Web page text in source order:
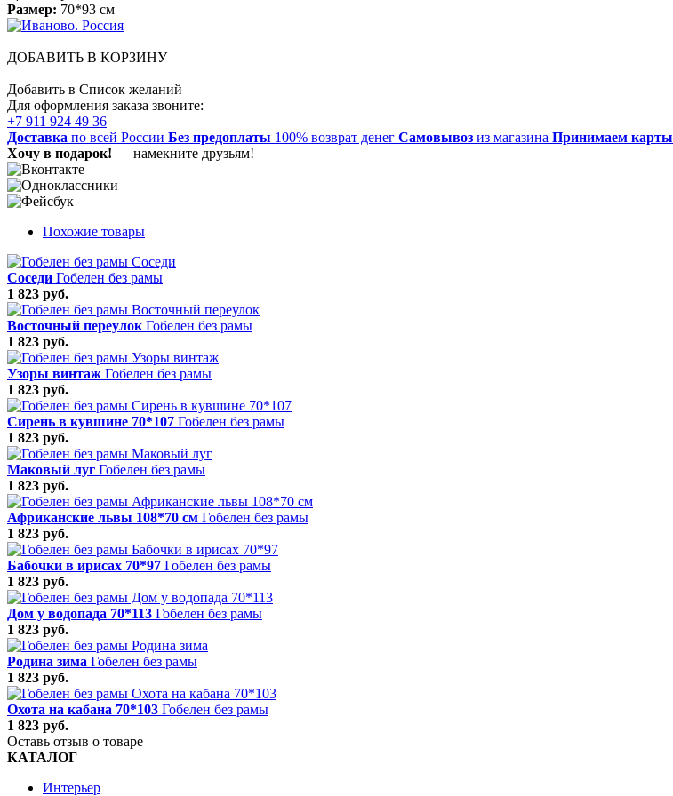
Размер: 70*93 см
ДОБАВИТЬ В КОРЗИНУ
Добавить в Список желаний
Для оформления заказа звоните:
+7 911 924 49 36
Доставка по всей России Без предоплаты 100% возврат денег Самовывоз из магазина Принимаем карты
Хочу в подарок! — намекните друзьям!
Похожие товары
Соседи Гобелен без рамы
1 823 руб.
Восточный переулок Гобелен без рамы
1 823 руб.
Узоры винтаж Гобелен без рамы
1 823 руб.
Сирень в кувшине 70*107 Гобелен без рамы
1 823 руб.
Маковый луг Гобелен без рамы
1 823 руб.
Африканские львы 108*70 см Гобелен без рамы
1 823 руб.
Бабочки в ирисах 70*97 Гобелен без рамы
1 823 руб.
Дом у водопада 70*113 Гобелен без рамы
1 823 руб.
Родина зима Гобелен без рамы
1 823 руб.
Охота на кабана 70*103 Гобелен без рамы
1 823 руб.
Оставь отзыв о товаре
КАТАЛОГ
Интерьер